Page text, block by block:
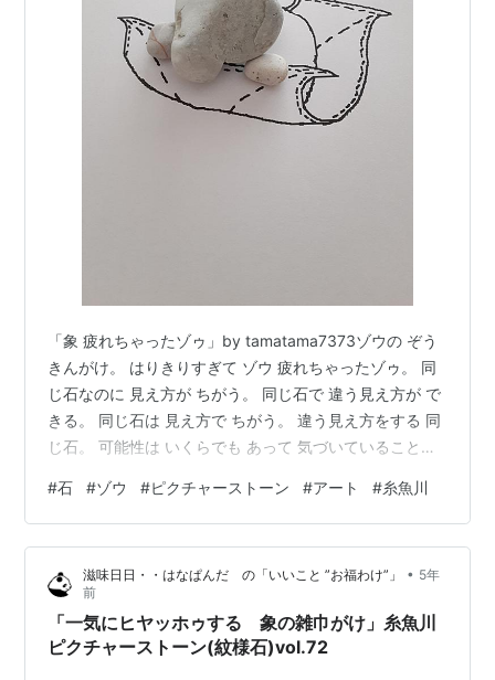
「象 疲れちゃったゾゥ」by tamatama7373ゾウの ぞう
きんがけ。 はりきりすぎて ゾウ 疲れちゃったゾゥ。 同
じ石なのに 見え方が ちがう。 同じ石で 違う見え方が で
きる。 同じ石は 見え方で ちがう。 違う見え方をする 同
じ石。 可能性は いくらでも あって 気づいていることよ
ら 気づいていないことが どんなに多いのかも わからな
い・・・・・・・・・・・・・・・・・・・・・・ 自然
のままで絵のようなアートのような模様のある石は、絵
石＝ピクチャーストーンと呼ばれています。 私
tamatama7373は、 ピクチャーストーンの”…
#石 #ゾウ #ピクチャーストーン #アート #糸魚川
滋味日日・・はなぱんだ の「いいこと ”お福わけ”」 • 5年
前
「一気にヒヤッホゥする 象の雑巾がけ」糸魚川
ピクチャーストーン(紋様石)vol.72